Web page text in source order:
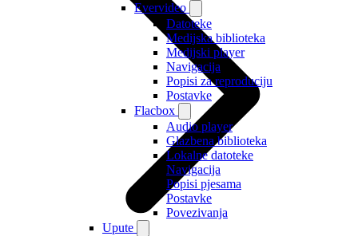
Evervideo
Datoteke
Medijska biblioteka
Medijski player
Navigacija
Popisi za reproduciju
Postavke
Flacbox
Audio player
Glazbena biblioteka
Lokalne datoteke
Navigacija
Popisi pjesama
Postavke
Povezivanja
Upute